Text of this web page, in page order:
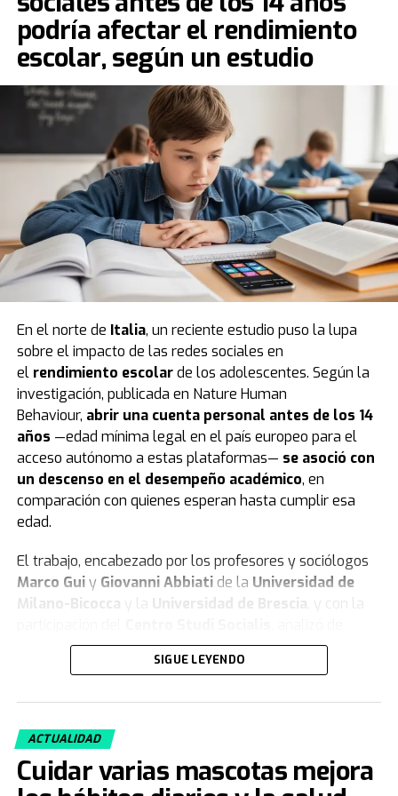
podría afectar el rendimiento
escolar, según un estudio
En el norte de Italia, un reciente estudio puso la lupa
sobre el impacto de las redes sociales en
el rendimiento escolarde los adolescentes. Según la
investigación, publicada en Nature Human
Behaviour, abrir una cuenta personal antes de los 14
años —edad mínima legal en el país europeo para el
acceso autónomo a estas plataformas— se asoció con
un descenso en el desempeño académico, en
comparación con quienes esperan hasta cumplir esa
edad.
El trabajo, encabezado por los profesores y sociólogos
Marco Guiy Giovanni Abbiatide la Universidad de
Milano-Bicocca
y la Universidad de Brescia
, y con la
forma longitudinal a5.227 estudiantesnacidos en
2007 y 2008, que cursaron sus estudios en las
Brianza, en la región de
2023-2024.
SIGUE LEYENDO
ACTUALIDAD
Cuidar varias mascotas mejora